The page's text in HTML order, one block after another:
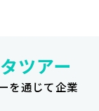
ツアー
を通じて企業